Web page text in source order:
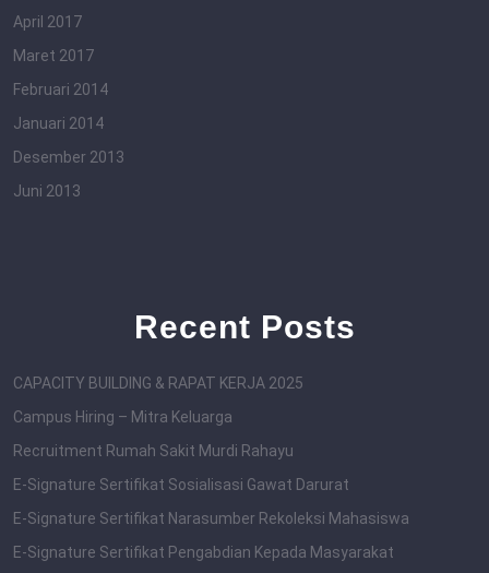
April 2017
Maret 2017
Februari 2014
Januari 2014
Desember 2013
Juni 2013
Recent Posts
CAPACITY BUILDING & RAPAT KERJA 2025
Campus Hiring – Mitra Keluarga
Recruitment Rumah Sakit Murdi Rahayu
E-Signature Sertifikat Sosialisasi Gawat Darurat
E-Signature Sertifikat Narasumber Rekoleksi Mahasiswa
E-Signature Sertifikat Pengabdian Kepada Masyarakat